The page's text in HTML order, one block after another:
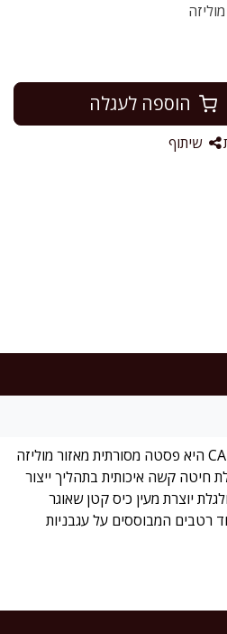
הוספה לעגלה
שיתוף
קבטלי מוליסני של CAMP'ORO היא פסטה מסורתית מאזור מוליזה
חיטה קשה איכותית בתהליך ייצור
יוצרת מעין כיס קטן שאוגר
רטבים המבוססים על עגבניות